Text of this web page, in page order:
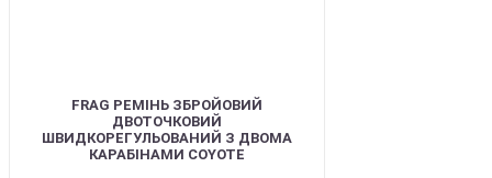
FRAG РЕМІНЬ ЗБРОЙОВИЙ
ДВОТОЧКОВИЙ
ШВИДКОРЕГУЛЬОВАНИЙ З ДВОМА
КАРАБІНАМИ COYOTE